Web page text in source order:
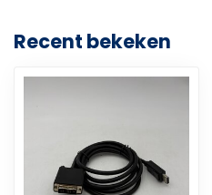
Recent bekeken